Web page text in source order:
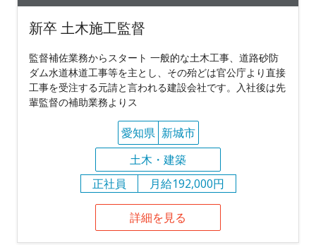
新卒 土木施工監督
監督補佐業務からスタート 一般的な土木工事、道路砂防
ダム水道林道工事等を主とし、その殆どは官公庁より直接
工事を受注する元請と言われる建設会社です。入社後は先
輩監督の補助業務よりス
愛知県 新城市
土木・建築
正社員
月給192,000円
詳細を見る